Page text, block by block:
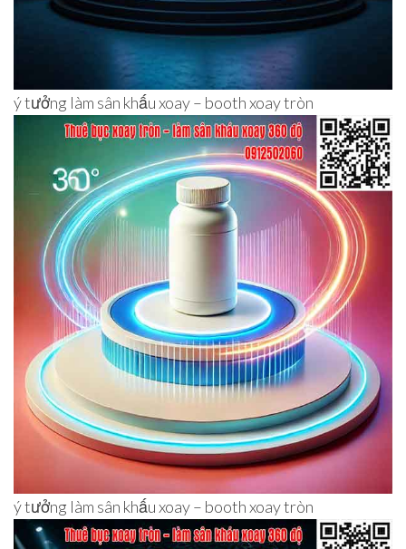
ý tưởng làm sân khấu xoay – booth xoay tròn
ý tưởng làm sân khấu xoay – booth xoay tròn